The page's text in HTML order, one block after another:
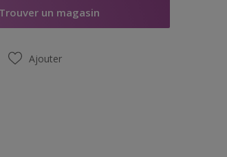
Trouver un magasin
Ajouter